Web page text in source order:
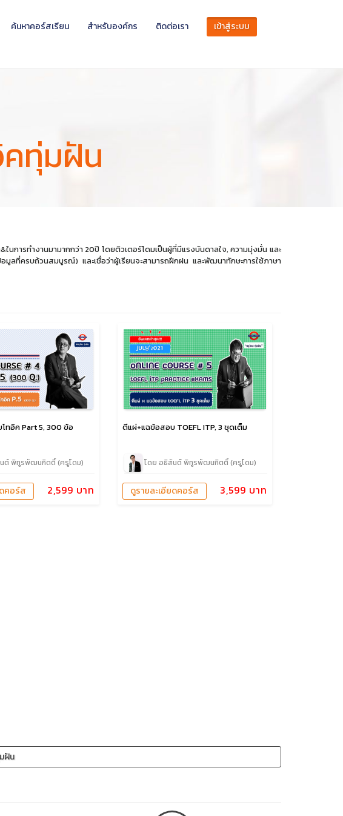
ค้นหาคอร์สเรียน สำหรับองค์กร ติดต่อเรา เข้าสู่ระบบ
ทุ่มฝัน
การทำงานมามากกว่า 20ปี โดยติวเตอร์โดมเป็นผู้ที่มีแรงบันดาลใจ, ความมุ่งมั่น และ
ลที่ครบถ้วนสมบูรณ์) และเชื่อว่าผู้เรียนจะสามารถฝึกฝน และพัฒนาทักษะการใช้ภาษา
ทอิค Part 5, 300 ข้อ
ต์ พิทูรพัฒนกิตติ์ (ครูโดม)
2,599 บาท
คอร์ส
ตีแผ่+แฉข้อสอบ TOEFL ITP, 3 ชุดเต็ม
โดย อธิสันต์ พิทูรพัฒนกิตติ์ (ครูโดม)
3,599 บาท
ดูรายละเอียดคอร์ส
ฝัน